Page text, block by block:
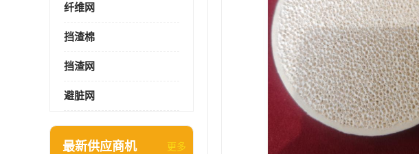
纤维网
挡渣棉
挡渣网
避脏网
最新供应商机 更多